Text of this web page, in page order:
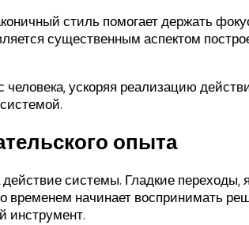
стиль помогает держать
существенным аспектом
ускоряя реализацию
опыта
действие системы. Гладкие
временем начинает воспринимать
инструмент.